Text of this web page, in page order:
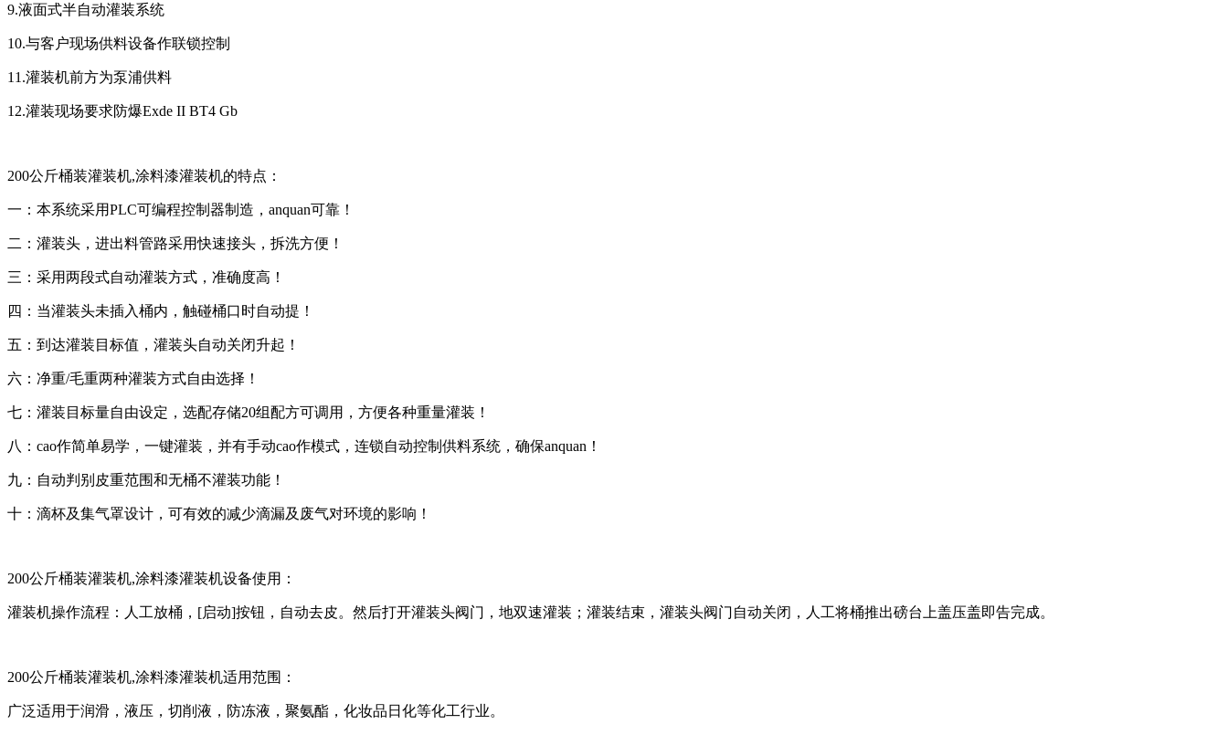
9.液面式半自动灌装系统
10.与客户现场供料设备作联锁控制
11.灌装机前方为泵浦供料
12.灌装现场要求防爆Exde II BT4 Gb
200公斤桶装灌装机,涂料漆灌装机的特点：
一：本系统采用PLC可编程控制器制造，anquan可靠！
二：灌装头，进出料管路采用快速接头，拆洗方便！
三：采用两段式自动灌装方式，准确度高！
四：当灌装头未插入桶内，触碰桶口时自动提！
五：到达灌装目标值，灌装头自动关闭升起！
六：净重/毛重两种灌装方式自由选择！
七：灌装目标量自由设定，选配存储20组配方可调用，方便各种重量灌装！
八：cao作简单易学，一键灌装，并有手动cao作模式，连锁自动控制供料系统，确保anquan！
九：自动判别皮重范围和无桶不灌装功能！
十：滴杯及集气罩设计，可有效的减少滴漏及废气对环境的影响！
200公斤桶装灌装机,涂料漆灌装机设备使用：
灌装机操作流程：人工放桶，[启动]按钮，自动去皮。然后打开灌装头阀门，地双速灌装；灌装结束，灌装头阀门自动关闭，人工将桶推出磅台上盖压盖即告完成。
200公斤桶装灌装机,涂料漆灌装机适用范围：
广泛适用于润滑，液压，切削液，防冻液，聚氨酯，化妆品日化等化工行业。